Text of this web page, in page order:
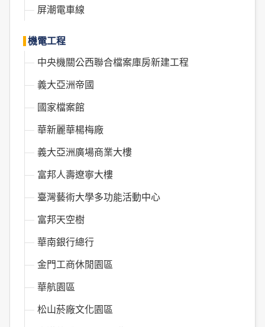
屏潮電車線
機電工程
中央機關公西聯合檔案庫房新建工程
義大亞洲帝國
國家檔案館
華新麗華楊梅廠
義大亞洲廣場商業大樓
富邦人壽遼寧大樓
臺灣藝術大學多功能活動中心
富邦天空樹
華南銀行總行
金門工商休閒園區
華航園區
松山菸廠文化園區